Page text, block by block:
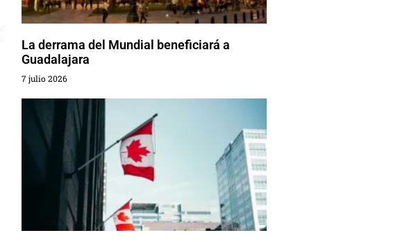
La derrama del Mundial beneficiará a
Guadalajara
7 julio 2026